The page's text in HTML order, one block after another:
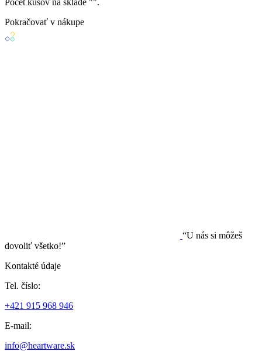
Pokračovať v nákupe
“U nás si môžeš
dovoliť všetko!”
Kontakté údaje
Tel. číslo:
+421 915 968 946
E-mail:
info@heartware.sk